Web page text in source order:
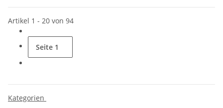
Artikel 1 - 20 von 94
Seite 1
Kategorien